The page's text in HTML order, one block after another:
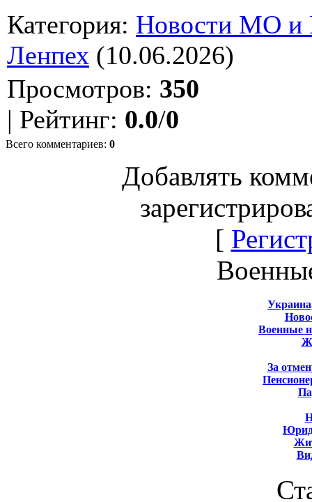
Категория: Новости МО
Ленпех (10.06.2026)
Просмотров: 350
| Рейтинг: 0.0/0
Всего комментариев: 0
Добавлять
[
Военные
За